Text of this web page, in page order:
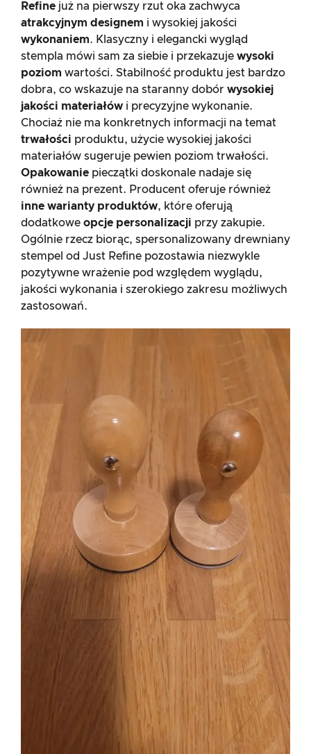
Refine już na pierwszy rzut oka zachwyca
atrakcyjnym designem i wysokiej jakości
wykonaniem. Klasyczny i elegancki wygląd
stempla mówi sam za siebie i przekazuje wysoki
poziom wartości. Stabilność produktu jest bardzo
dobra, co wskazuje na staranny dobór wysokiej
jakości materiałów i precyzyjne wykonanie.
Chociaż nie ma konkretnych informacji na temat
trwałości produktu, użycie wysokiej jakości
materiałów sugeruje pewien poziom trwałości.
Opakowanie pieczątki doskonale nadaje się
również na prezent. Producent oferuje również
inne warianty produktów, które oferują
dodatkowe opcje personalizacji przy zakupie.
Ogólnie rzecz biorąc, spersonalizowany drewniany
stempel od Just Refine pozostawia niezwykle
pozytywne wrażenie pod względem wyglądu,
jakości wykonania i szerokiego zakresu możliwych
zastosowań.